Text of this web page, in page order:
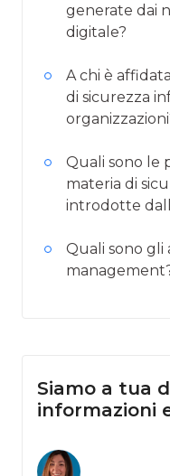
generate dai
digitale?
A chi è
di sicurezza
Quali sono le
materia di
introdotte
Quali sono gli
Siamo a tua
informazioni